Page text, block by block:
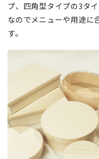
プ、四角型タイプの3タ
なのでメニューや用途に
す。